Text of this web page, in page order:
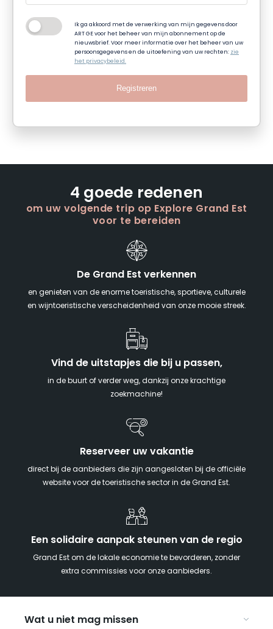
Ik ga akkoord met de verwerking van mijn gegevens door
ART GE voor het beheer van mijn abonnement op de
nieuwsbrief. Voor meer informatie over het beheer van uw
persoonsgegevens en de uitoefening van uw rechten: zie
het privacybeleid.
Registreren
4 goede redenen
om uw volgende trip op Explore Grand Est
voor te bereiden
De Grand Est verkennen
en genieten van de enorme toeristische, sportieve, culturele
en wijntoeristische verscheidenheid van onze mooie streek.
Vind de uitstapjes die bij u passen,
in de buurt of verder weg, dankzij onze krachtige
zoekmachine!
Reserveer uw vakantie
direct bij de aanbieders die zijn aangesloten bij de officiële
website voor de toeristische sector in de Grand Est.
Een solidaire aanpak steunen van de regio
Grand Est om de lokale economie te bevorderen, zonder
extra commissies voor onze aanbieders.
Wat u niet mag missen